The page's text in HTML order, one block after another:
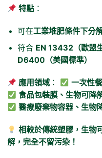
特點 ：
可在工業堆肥條件下分
符合 EN 13432（歐盟
D6400（美國標準）
應用領域 ：
一次性
食品包裝膜、生物可降
醫療廢棄物容器、生物
相較於傳統塑膠，生物
解，完全不留污染！